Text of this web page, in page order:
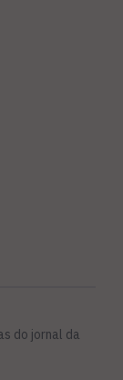
do jornal da